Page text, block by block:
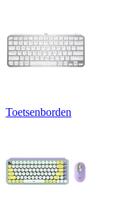
Toetsenborden